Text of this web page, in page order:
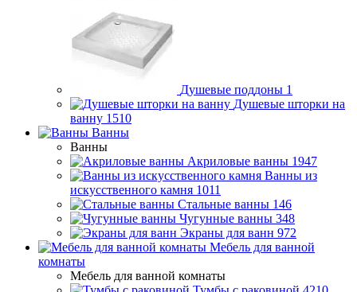
Душевые поддоны 1
Душевые шторки на
ванну 1510
Ванны
Ванны
Акриловые ванны 1947
Ванны из
искусственного камня 1011
Стальные ванны 146
Чугунные ванны 348
Экраны для ванн 972
Мебель для ванной
комнаты
Мебель для ванной комнаты